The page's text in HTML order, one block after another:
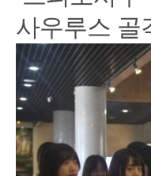
사우루스 골